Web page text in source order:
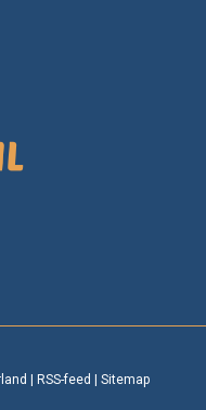
RSS-feed Sitemap